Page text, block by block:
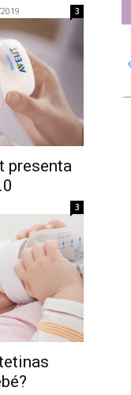
3
presenta
3